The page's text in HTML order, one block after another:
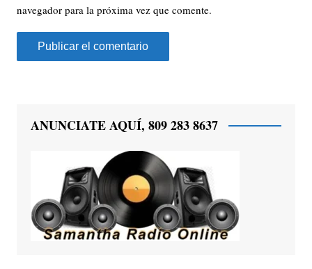
navegador para la próxima vez que comente.
ANUNCIATE AQUÍ, 809 283 8637